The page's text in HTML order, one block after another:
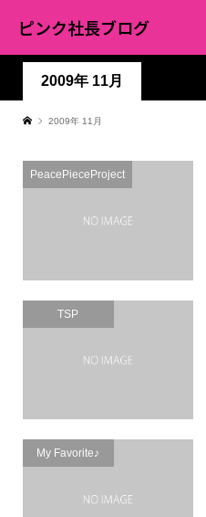
ピンク社長ブログ
2009年 11月
2009年 11月
PeacePieceProject
TSP
My Favorite♪